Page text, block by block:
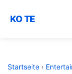
KO TE
Startseite ›